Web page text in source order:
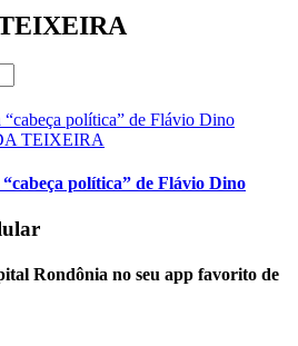
TEIXEIRA
política” de Flávio Dino
Rondônia no seu app favorito de